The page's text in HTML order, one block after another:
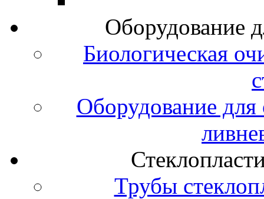
Оборудование
Биологическая
Оборудование
Трубы